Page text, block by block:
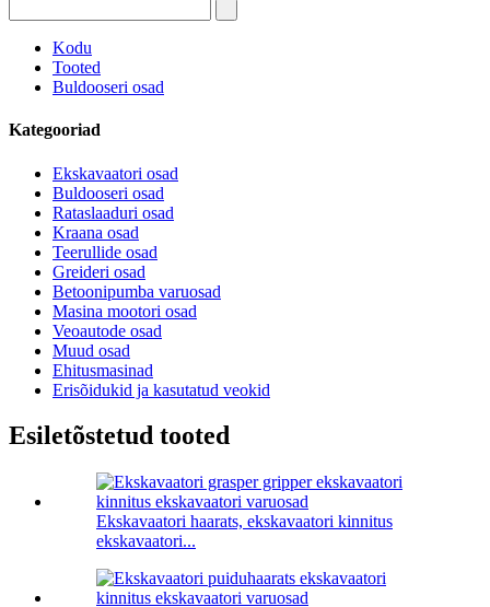
Kodu
Tooted
Buldooseri osad
Kategooriad
Ekskavaatori osad
Buldooseri osad
Rataslaaduri osad
Kraana osad
Teerullide osad
Greideri osad
Betoonipumba varuosad
Masina mootori osad
Veoautode osad
Muud osad
Ehitusmasinad
Erisõidukid ja kasutatud veokid
Esiletõstetud tooted
Ekskavaatori haarats, ekskavaatori kinnitus
ekskavaatori...